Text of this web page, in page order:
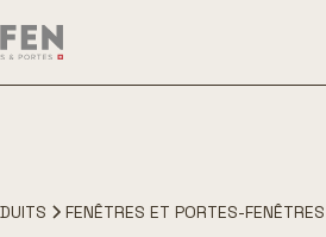
FENÊTRES ET PORTES-FENÊTRES